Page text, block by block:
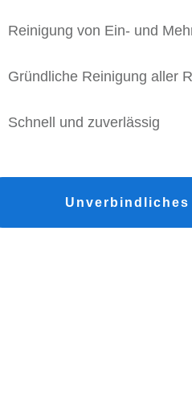
Reinigung von Ein- und
Gründliche Reinigung aller
Schnell und zuverlässig